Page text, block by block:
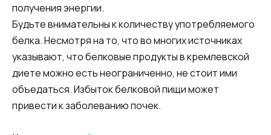
получения энергии.
Будьте внимательны к количеству употребляемого
белка. Несмотря на то, что во многих источниках
указывают, что белковые продукты в кремлевской
диете можно есть неограниченно, не стоит ими
объедаться. Избыток белковой пищи может
привести к заболеванию почек.